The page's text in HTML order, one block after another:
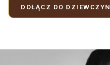
DOŁĄCZ DO DZIEWCZYN